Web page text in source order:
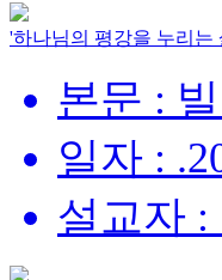
'하나님의 평강을 누리는
본문 :
일자 :
설교자 :